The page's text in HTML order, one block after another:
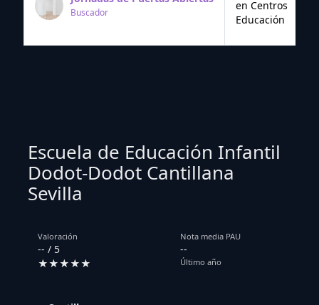
Buscador
en Centros
Educación
Escuela de Educación Infantil
Dodot-Dodot Cantillana
Sevilla
Valoración
-- / 5
★★★★★
Nota media PAU
--
Último año